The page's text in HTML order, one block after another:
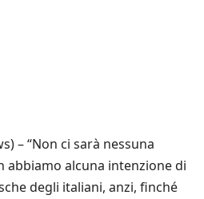
– “Non ci sarà nessuna
abbiamo alcuna intenzione di
degli italiani, anzi, finché